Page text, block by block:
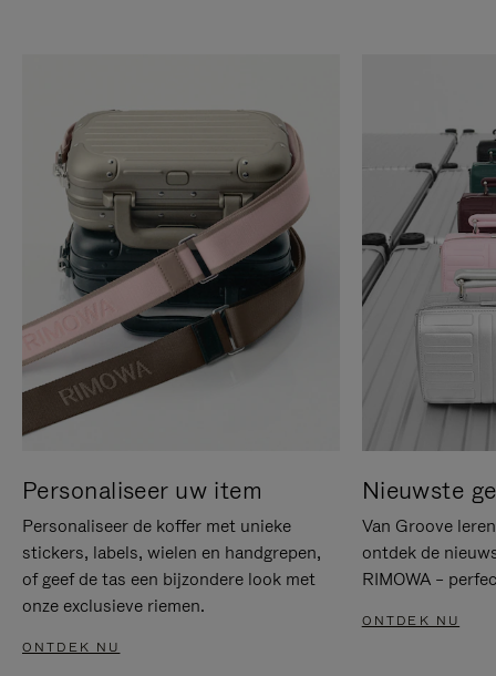
Personaliseer uw item
Personaliseer de koffer met unieke
stickers, labels, wielen en handgrepen,
of geef de tas een bijzondere look met
onze exclusieve riemen.
ONTDEK NU
Nieuwste
Van Groove
ontdek de
RIMOWA –
ONTDEK NU